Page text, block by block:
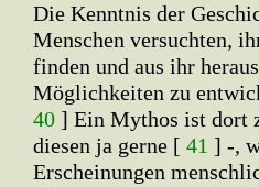
Die Kenntnis der
Menschen versuchten,
finden und aus ihr
Möglichkeiten zu
40 ] Ein Mythos ist dort
diesen ja gerne [ 41 ] -,
Erscheinungen